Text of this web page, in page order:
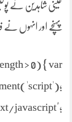
عینی شاہدین نے
پہنچے اور انہوں
> 0) { var
javascript";